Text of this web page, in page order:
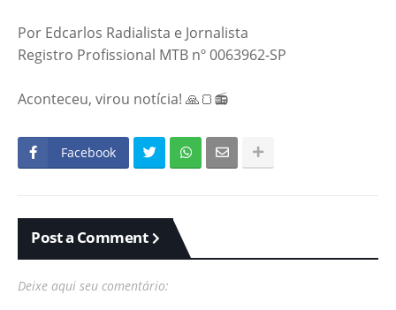
Por Edcarlos Radialista e Jornalista
Registro Profissional MTB nº 0063962-SP
Aconteceu, virou notícia! 🙏🍞📻
Facebook
Post a Comment
Deixe aqui seu comentário: